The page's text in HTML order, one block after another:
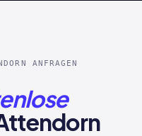
ANFRAGEN